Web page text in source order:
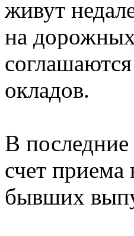
живут
на
окладов.
В
счет приема
бывших